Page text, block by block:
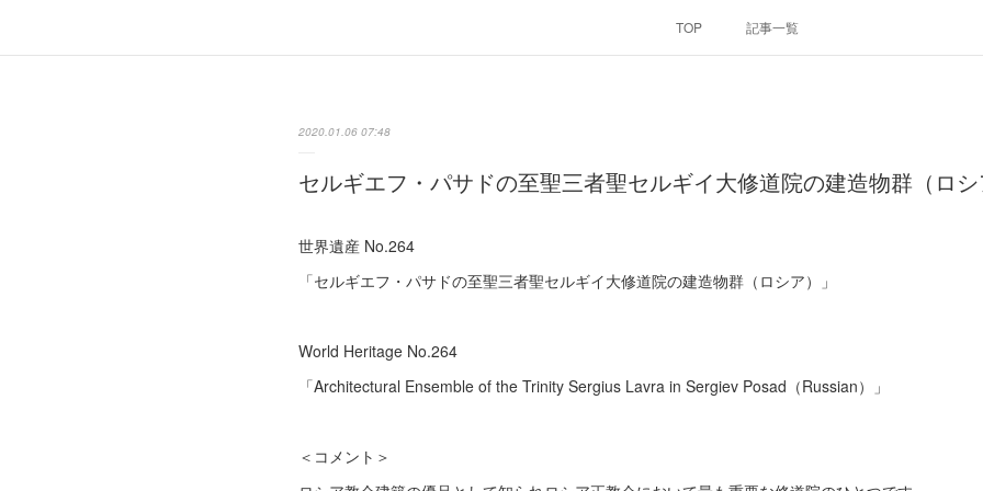
TOP 記事一覧
2020.01.06 07:48
セルギエフ・パサドの至聖三者聖セルギイ大修道院の建造物群（ロ
世界遺産 No.264
「セルギエフ・パサドの至聖三者聖セルギイ大修道院の建造物群（ロシア）」
World Heritage No.264
「Architectural Ensemble of the Trinity Sergius Lavra in Sergiev Posad（Russian）」
＜コメント＞